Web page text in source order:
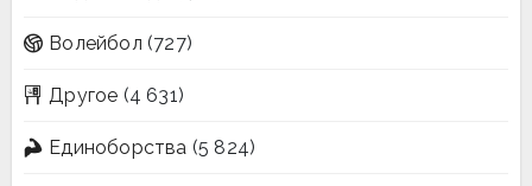
Волейбол (727)
Другое (4 631)
Единоборства (5 824)